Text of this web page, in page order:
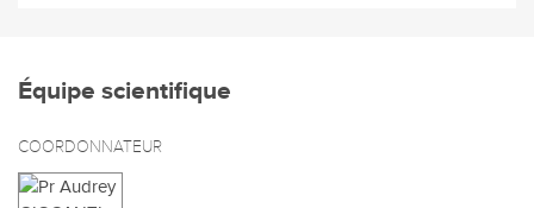
Équipe scientifique
COORDONNATEUR